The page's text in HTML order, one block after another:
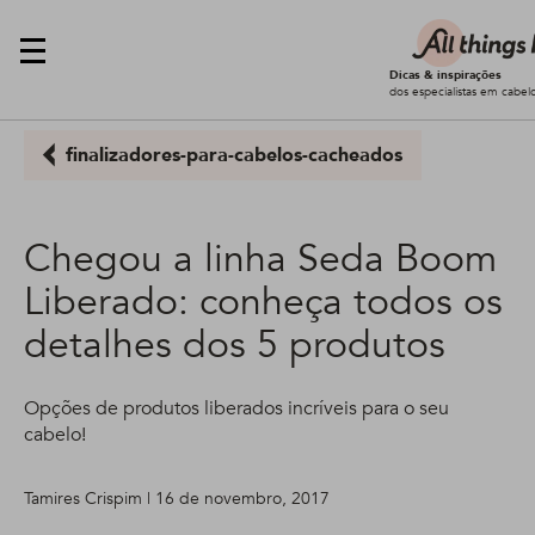
Dicas & inspirações
dos especialistas em
finalizadores-para-cabelos-cacheados
Chegou a linha Seda Boom
Liberado: conheça todos os
detalhes dos 5 produtos
Opções de produtos liberados incríveis para o seu
cabelo!
Tamires Crispim | 16 de novembro, 2017